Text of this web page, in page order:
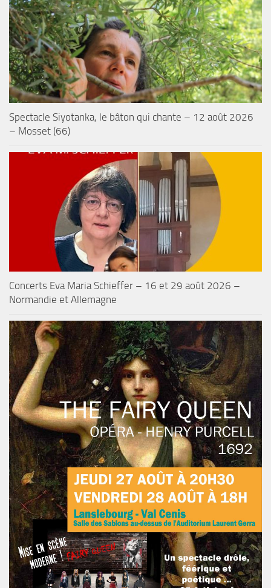
Spectacle Siyotanka, le bâton qui chante – 12 août 2026
– Mosset (66)
Concerts Eva Maria Schieffer – 16 et 29 août 2026 –
Normandie et Allemagne